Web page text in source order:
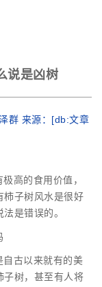
说是凶树
来源：[db:文章
高的食用价值，
柿子树风水是很好
是错误的。
古以来就有的美
子树，甚至有人将